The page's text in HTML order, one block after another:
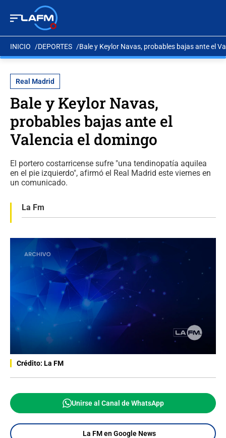
INICIO DEPORTES Bale y Keylor Navas, probables bajas ante el
Real Madrid
Bale y Keylor Navas,
probables bajas ante el
Valencia el domingo
El portero costarricense sufre "una tendinopatía aquilea
en el pie izquierdo", afirmó el Real Madrid este viernes en
un comunicado.
La Fm
Crédito: La FM
Unirse al Canal de WhatsApp
La FM en Google News